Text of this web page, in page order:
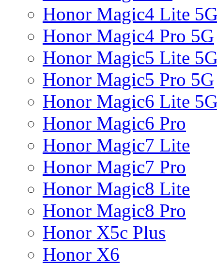
Honor Magic4 Lite
Honor Magic4 Pro 5G
Honor Magic5 Lite
Honor Magic5 Pro 5G
Honor Magic6 Lite
Honor Magic6 Pro
Honor Magic7 Lite
Honor Magic7 Pro
Honor Magic8 Lite
Honor Magic8 Pro
Honor X5c Plus
Honor X6